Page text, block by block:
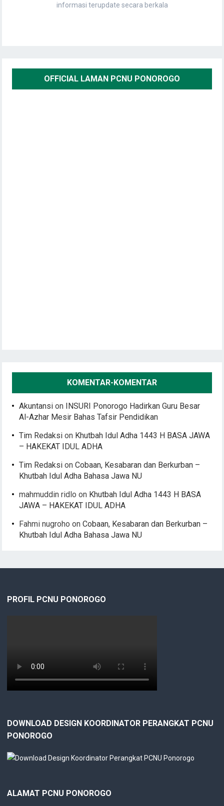
informasi terupdate secara berkala
OFFICIAL LAMAN PCNU PONOROGO
KOMENTAR-KOMENTAR
Akuntansi on INSURI Ponorogo Hadirkan Guru Besar
Al-Azhar Mesir Bahas Tafsir Pendidikan
Tim Redaksi on Khutbah Idul Adha 1443 H BASA JAWA
– HAKEKAT IDUL ADHA
Tim Redaksi onCobaan, Kesabaran dan Berkurban –
Khutbah Idul Adha Bahasa Jawa NU
mahmuddin ridlo on Khutbah Idul Adha 1443 H BASA
JAWA – HAKEKAT IDUL ADHA
Fahmi nugroho onCobaan, Kesabaran dan Berkurban –
Khutbah Idul Adha Bahasa Jawa NU
PROFIL PCNU PONOROGO
DOWNLOAD DESIGN KOORDINATOR PERANGKAT PCNU
PONOROGO
ALAMAT PCNU PONOROGO